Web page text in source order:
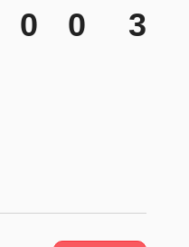
0 0 3